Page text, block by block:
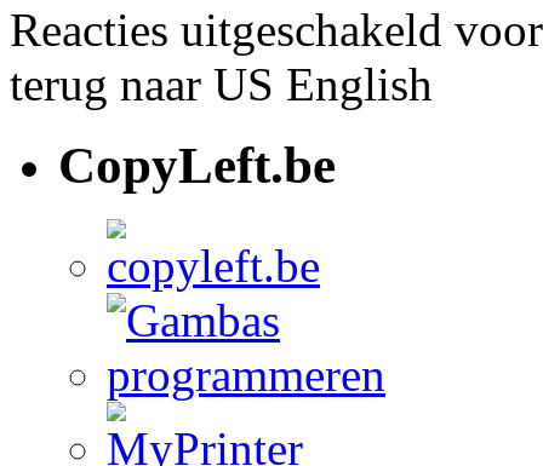
Reacties uitgeschakeld
terug naar US English
CopyLeft.be